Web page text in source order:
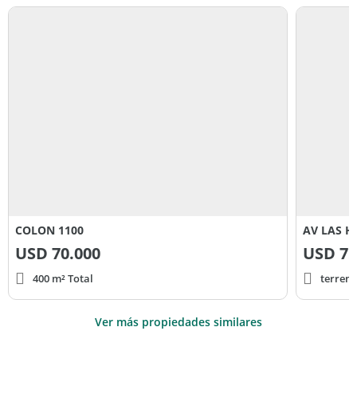
COLON 1100
USD 70.000
400 m² Total
AV LAS
USD
terren.
Ver más propiedades similares